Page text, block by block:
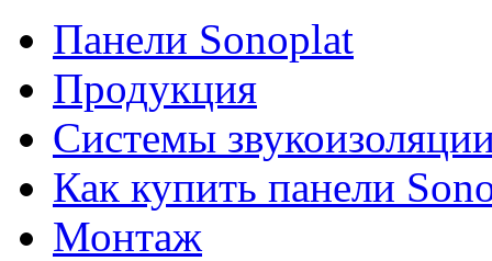
Панели Sonoplat
Продукция
Системы
Как купить панели
Монтаж